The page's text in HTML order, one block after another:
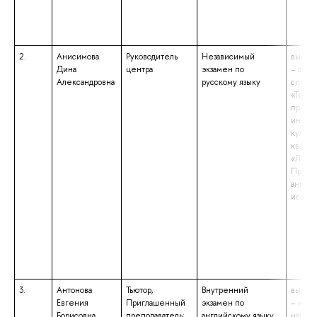
2.
Анисимова
Дина
Александровна
Руководитель
центра
Независимый
экзамен по
русскому языку
–
3.
Антонова
Евгения
Тьютор,
Приглашенный
Внутренний
экзамен по
–